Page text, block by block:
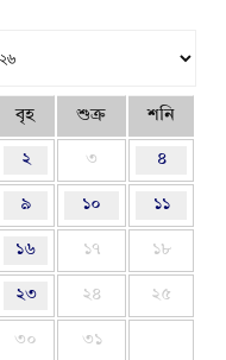
বৃহ শুক্র শনি
২ ৩ ৪
৯ ১০ ১১
১৬ ১৭ ১৮
২৩ ২৪ ২৫
৩০ ৩১